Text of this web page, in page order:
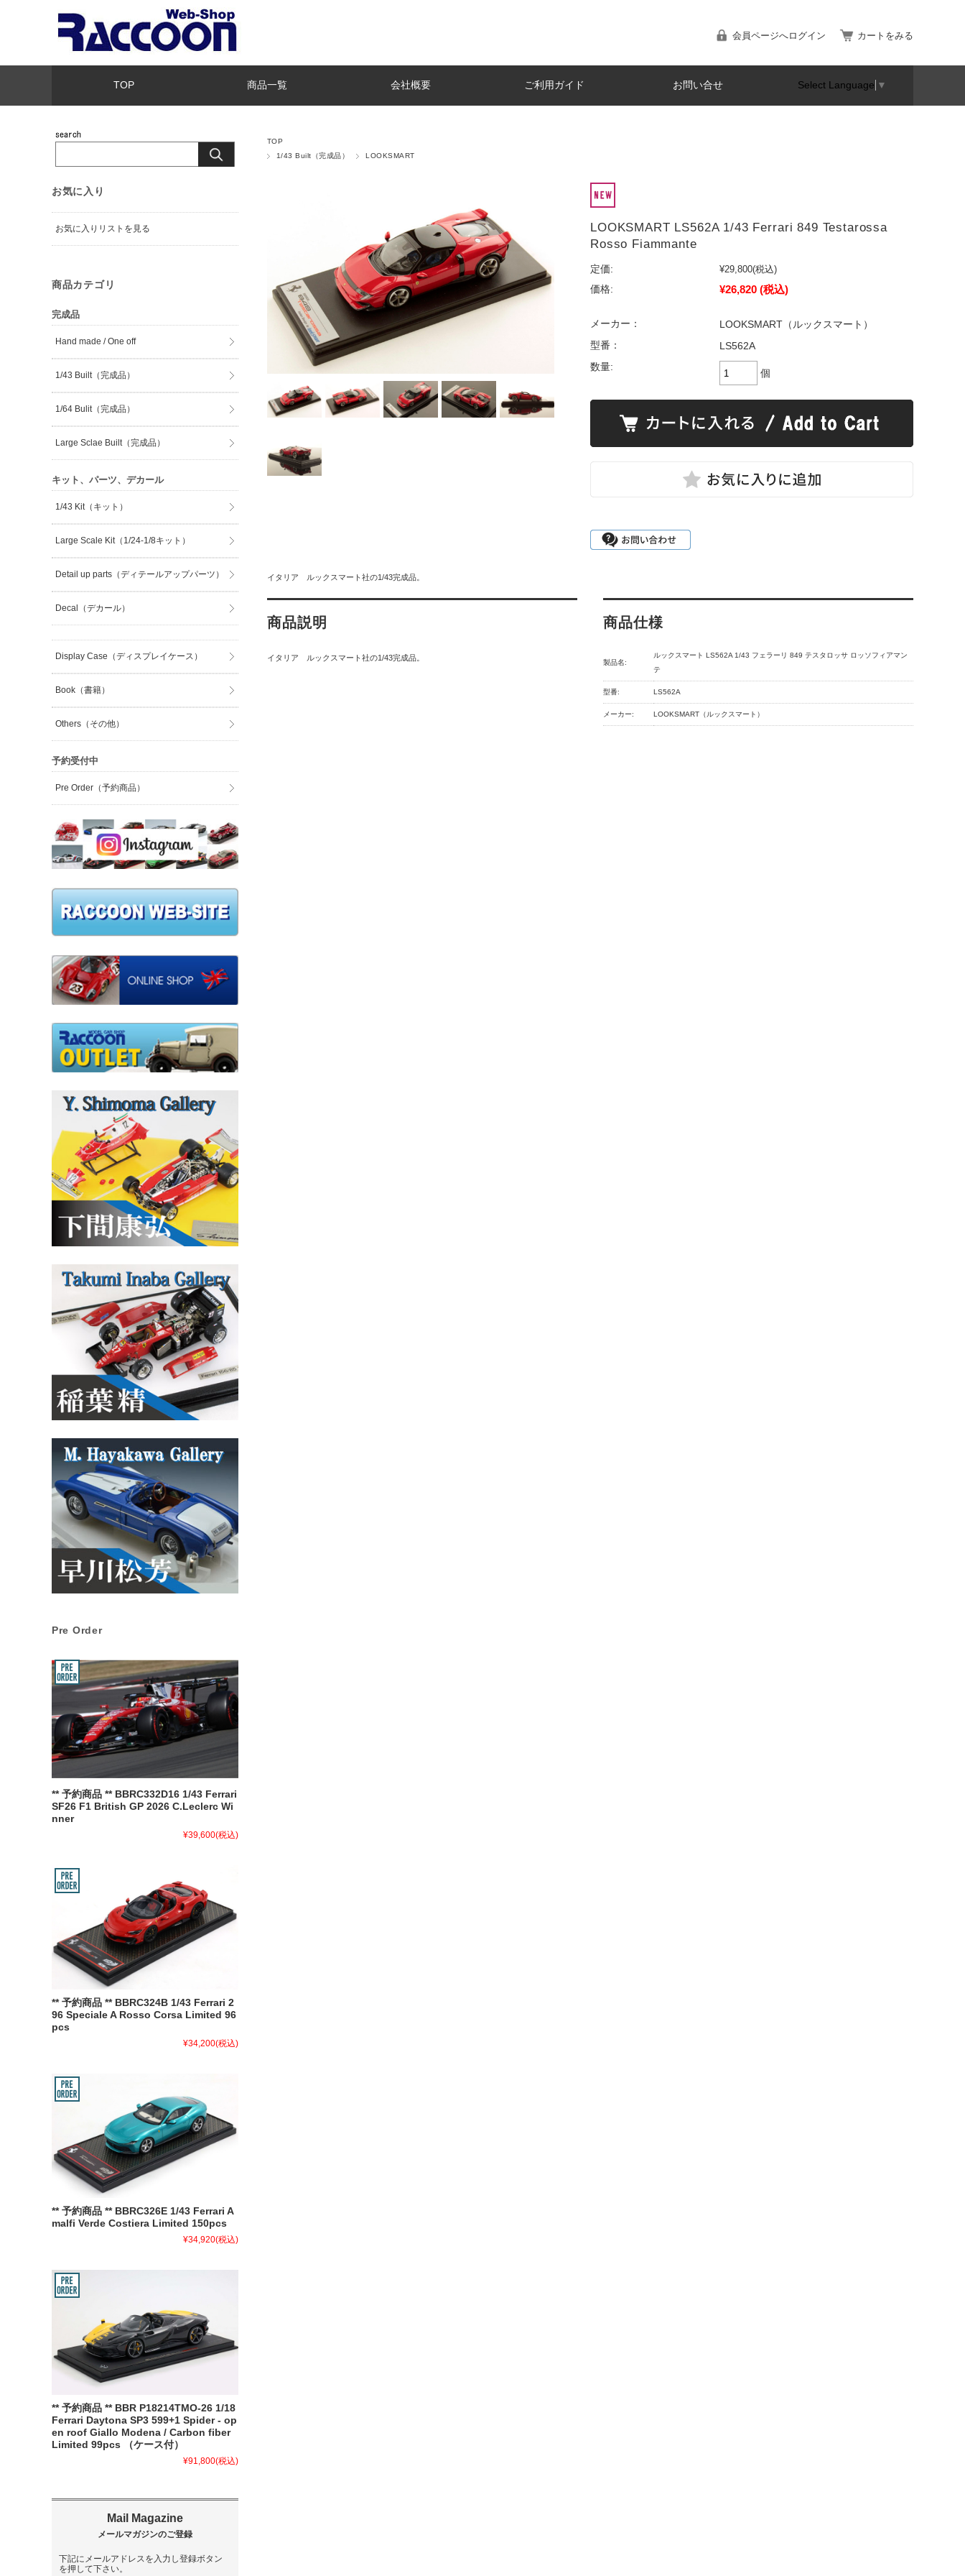
会員ページへログイン カートをみる
TOP 商品一覧 会社概要 ご利用ガイド お問い合せ Select Language ▼
TOP
1/43 Built（完成品）
LOOKSMART
LOOKSMART LS562A 1/43 Ferrari 849 Testarossa
Rosso Fiammante
定価: ¥29,800(税込)
価格:
¥26,820 (税込)
メーカー：
LOOKSMART（ルックスマート）
型番：
LS562A
数量:
個
イタリア ルックスマート社の1/43完成品。
商品説明
イタリア ルックスマート社の1/43完成品。
商品仕様
製品名:
ルックスマート LS562A 1/43 フェラーリ 849 テスタロッサ ロッソフィアマン
テ
型番: LS562A
メーカー: LOOKSMART（ルックスマート）
お気に入り
お気に入りリストを見る
商品カテゴリ
完成品
Hand made / One off
1/43 Built（完成品）
1/64 Bulit（完成品）
Large Sclae Built（完成品）
キット、パーツ、デカール
1/43 Kit（キット）
Large Scale Kit（1/24-1/8キット）
Detail up parts（ディテールアップパーツ）
Decal（デカール）
Display Case（ディスプレイケース）
Book（書籍）
Others（その他）
予約受付中
Pre Order（予約商品）
Pre Order
** 予約商品 ** BBRC332D16 1/43 Ferrari
SF26 F1 British GP 2026 C.Leclerc Wi
nner
¥39,600(税込)
** 予約商品 ** BBRC324B 1/43 Ferrari 2
96 Speciale A Rosso Corsa Limited 96
pcs
¥34,200(税込)
** 予約商品 ** BBRC326E 1/43 Ferrari A
malfi Verde Costiera Limited 150pcs
¥34,920(税込)
** 予約商品 ** BBR P18214TMO-26 1/18
Ferrari Daytona SP3 599+1 Spider - op
en roof Giallo Modena / Carbon fiber
Limited 99pcs （ケース付）
¥91,800(税込)
下記にメールアドレスを入力し登録ボタン
を押して下さい。